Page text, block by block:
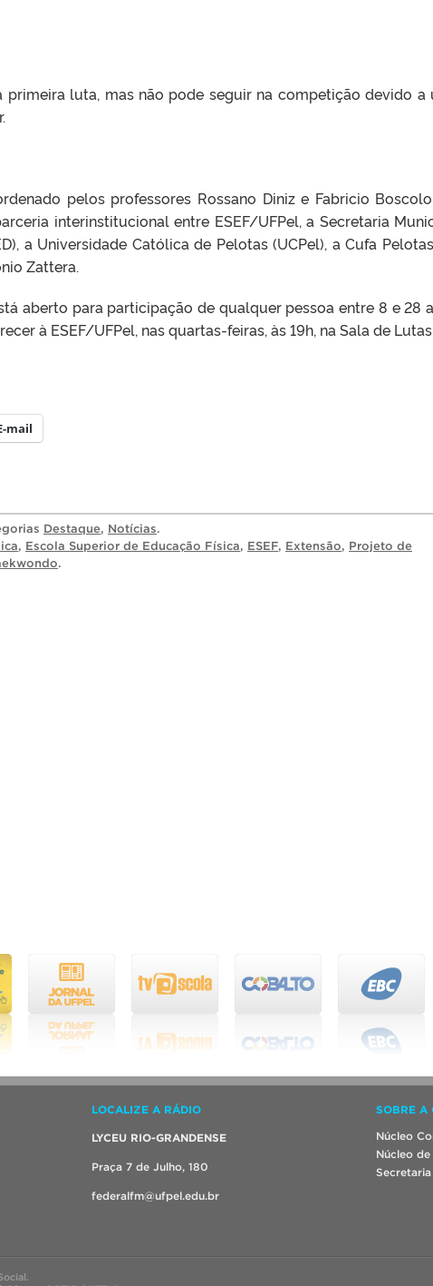
primeira luta, mas não pode seguir na competição devido a
pelos professores Rossano Diniz e Fabricio
interinstitucional entre ESEF/UFPel, a Secretaria
a Universidade Católica de Pelotas (UCPel), a Cufa
Zattera.
aberto para participação de qualquer pessoa entre 8 e 28
à ESEF/UFPel, nas quartas-feiras, às 19h, na Sala de Lutas.
mail
Destaque, Notícias.
, Escola Superior de Educação Física, ESEF, Extensão, Projeto de
.
LOCALIZE A RÁDIO
LYCEU RIO-GRANDENSE
Praça 7 de Julho, 180
federalfm@ufpel.edu.br
SOBRE A
Núcleo
Núcleo
Secretaria